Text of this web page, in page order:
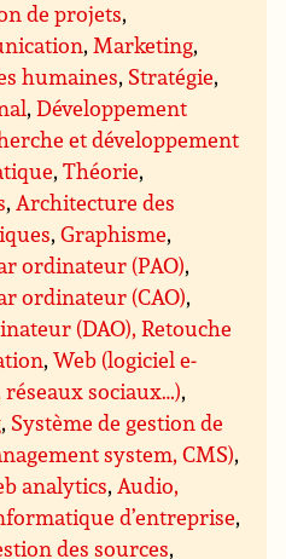
de projets,
, Marketing,
humaines, Stratégie,
,Développement
et développement
,Théorie,
, Architecture des
,Graphisme,
ordinateur (PAO),
ordinateur (CAO),
(DAO), Retouche
,Web (logiciel e-
réseaux sociaux…),
, Système de gestion de
system, CMS),
analytics, Audio,
d’entreprise,
des sources,